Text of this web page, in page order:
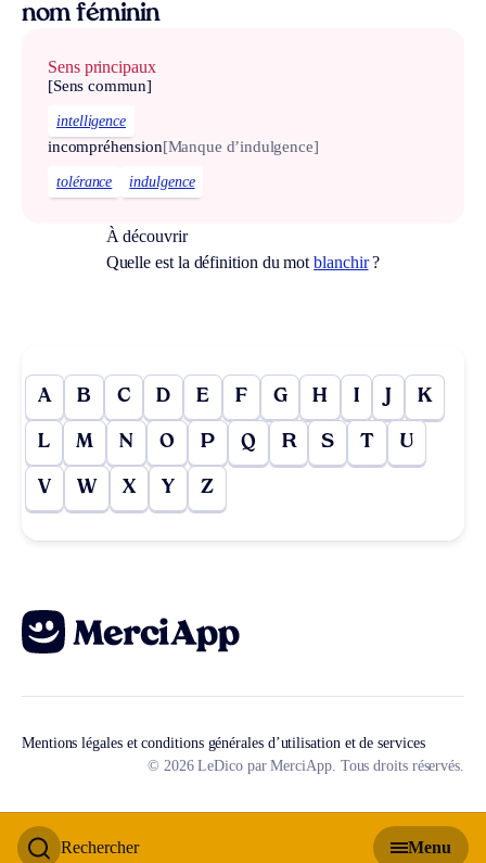
Rechercher Menu
nom féminin
Sens principaux
[Sens commun]
intelligence
incompréhension[Manque d’indulgence]
tolérance indulgence
À découvrir
Quelle est la définition du motblanchir?
A B C D E F G H I J K
L M N O P Q R S T U
V W X Y Z
Mentions légales et conditions générales d’utilisation et de services
© 2026 LeDico par MerciApp. Tous droits réservés.